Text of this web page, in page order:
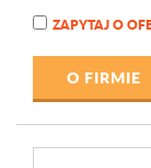
ZAPYTAJ O
O FIRMIE